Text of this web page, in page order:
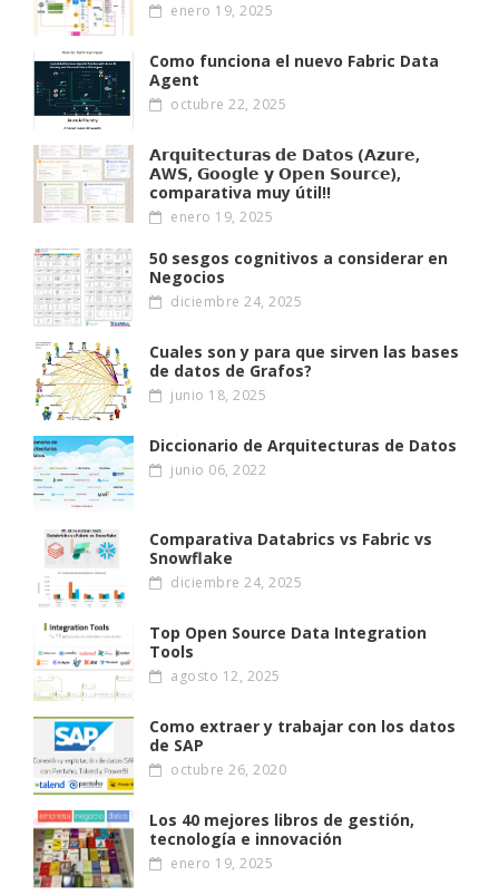
enero 19, 2025
Como funciona el nuevo Fabric Data
Agent
octubre 22, 2025
𝗔𝗿𝗾𝘂𝗶𝘁𝗲𝗰𝘁𝘂𝗿𝗮𝘀 𝗱𝗲 𝗗𝗮𝘁𝗼𝘀 (𝗔𝘇𝘂𝗿𝗲,
𝗔W𝗦, 𝗚𝗼𝗼𝗴𝗹𝗲 𝘆 𝗢𝗽𝗲𝗻 𝗦𝗼𝘂𝗿𝗰𝗲),
comparativa muy útil!!
enero 19, 2025
50 sesgos cognitivos a considerar en
Negocios
diciembre 24, 2025
Cuales son y para que sirven las bases
de datos de Grafos?
junio 18, 2025
Diccionario de Arquitecturas de Datos
junio 06, 2022
Comparativa Databrics vs Fabric vs
Snowflake
diciembre 24, 2025
Top Open Source Data Integration
Tools
agosto 12, 2025
Como extraer y trabajar con los datos
de SAP
octubre 26, 2020
Los 40 mejores libros de gestión,
tecnología e innovación
enero 19, 2025